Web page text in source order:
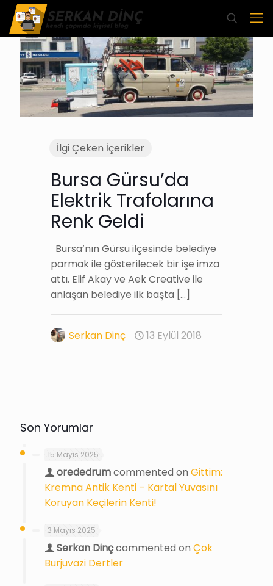
İlgi Çeken İçerikler
Bursa Gürsu’da
Elektrik Trafolarına
Renk Geldi
Bursa’nın Gürsu ilçesinde belediye
parmak ile gösterilecek bir işe imza
attı. Elif Akay ve Aek Creative ile
anlaşan belediye ilk başta […]
Serkan Dinç 13 Eylül 2018
Son Yorumlar
15 Mayıs 2025
orededrumcommented on Gittim:
Kremna Antik Kenti – Kartal Yuvasını
Koruyan Keçilerin Kenti!
3 Mayıs 2025
Serkan Dinçcommented on Çok
Burjuvazi Dertler